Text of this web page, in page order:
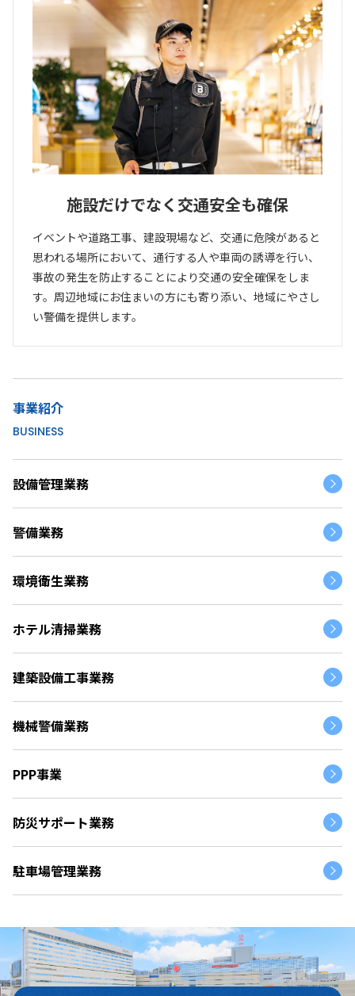
施設だけでなく交通安全も確保
イベントや道路工事、建設現場など、交通に危険があると
思われる場所において、通行する人や車両の誘導を行い、
事故の発生を防止することにより交通の安全確保をしま
す。周辺地域にお住まいの方にも寄り添い、地域にやさし
い警備を提供します。
事業紹介
BUSINESS
設備管理業務
警備業務
環境衛生業務
ホテル清掃業務
建築設備工事業務
機械警備業務
PPP事業
防災サポート業務
駐車場管理業務